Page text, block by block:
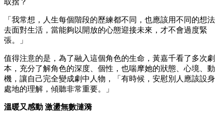
取捨？
「我常想，人生每個階段的歷練都不同，也應該用不同的想法
去面對生活，當能夠以開放的心態迎接未來，才不會過度緊
張。」
值得注意的是，為了融入這個角色的生命，黃嘉千看了多次劇
本，充分了解角色的深度、個性，也喘摩她的狀態、心境、動
機，讓自己完全變成劇中人物，「有時候，安慰別人應該設身
處地的理解，傾聽非常重要。」
溫暖又感動 激盪無數漣漪